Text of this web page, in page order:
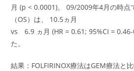
月 (p < 0.0001)。 09/2009年4月の時点
（OS）は、 10.5ヵ月
vs 6.9 ヵ月 (HR = 0.61; 95%CI =
た。
結果：FOLFIRINOX療法はGEM療法と